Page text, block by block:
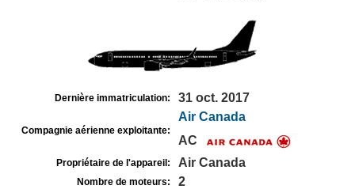
Dernière immatriculation: 31 oct. 2017
Compagnie aérienne exploitante:
Air Canada
AC
Propriétaire de l'appareil: Air Canada
Nombre de moteurs: 2